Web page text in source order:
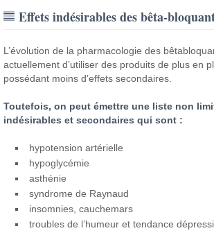
Effets indésirables des bêta-
L’évolution de la pharmacologie des
actuellement d’utiliser des produits de plus en
possédant moins d’effets secondaires.
Toutefois, on peut émettre une liste non
indésirables et secondaires qui sont :
hypotension artérielle
hypoglycémie
asthénie
syndrome de Raynaud
insomnies, cauchemars
troubles de l’humeur et tendance